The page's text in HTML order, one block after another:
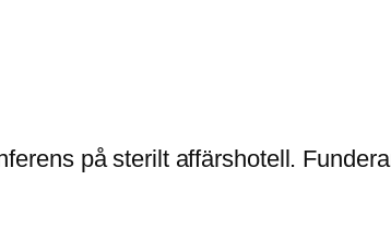
på sterilt affärshotell.